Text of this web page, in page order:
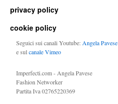
privacy policy
cookie policy
Seguici sui canali Youtube: Angela Pavese
e sulcanale Vimeo
Imperfecti.com - Angela Pavese
Fashion Networker
Partita Iva 02765220369